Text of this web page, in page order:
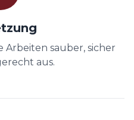
Arbeiten sauber, sicher
aus.